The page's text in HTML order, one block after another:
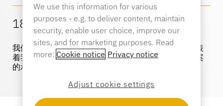
体育与娱乐
酒店与餐饮业
销售点
平板电脑支架
新闻
180 多项专利
我们对所提供的创新产品感到兴奋。每一项专利都代表
着我们为满足客户不断变化的需求而提供尖端解决方案
的承诺。
We use this information for various
purposes - e.g. to deliver content, maintain
security, enable user choice, improve our
sites, and for marketing purposes. Read
more: Cookie notice Privacy notice
Adjust cookie settings